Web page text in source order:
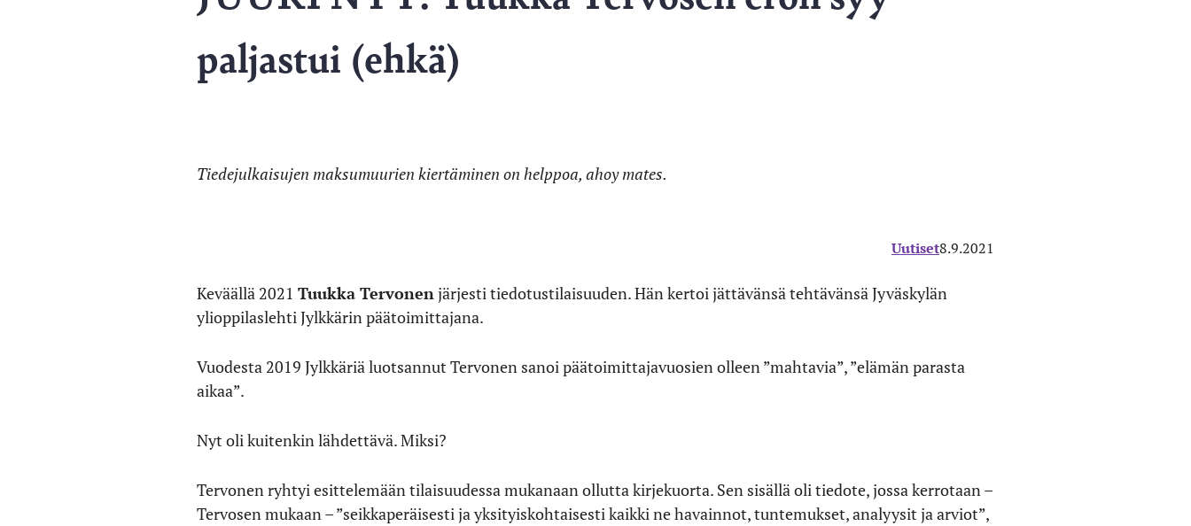
paljastui (ehkä)
Tiedejulkaisujen maksumuurien kiertäminen on helppoa, ahoy mates.
Uutiset8.9.2021
Keväällä 2021 Tuukka Tervonenjärjesti tiedotustilaisuuden. Hän kertoi jättävänsä tehtävänsä Jyväskylän
ylioppilaslehti Jylkkärin päätoimittajana.
Vuodesta 2019 Jylkkäriä luotsannut Tervonen sanoi päätoimittajavuosien olleen ”mahtavia”, ”elämän parasta
aikaa”.
Nyt oli kuitenkin lähdettävä. Miksi?
Tervonen ryhtyi esittelemään tilaisuudessa mukanaan ollutta kirjekuorta. Sen sisällä oli tiedote, jossa kerrotaan –
Tervosen mukaan – ”seikkaperäisesti ja yksityiskohtaisesti kaikki ne havainnot, tuntemukset, analyysit ja arviot”,